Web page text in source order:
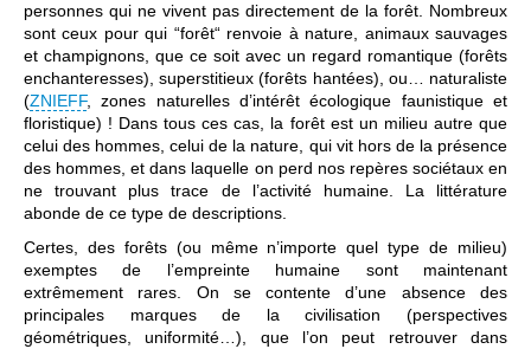
personnes qui ne vivent pas directement de la forêt. Nombreux
sont ceux pour qui “forêt“ renvoie à nature, animaux sauvages
et champignons, que ce soit avec un regard romantique (forêts
enchanteresses), superstitieux (forêts hantées), ou… naturaliste
(ZNIEFF, zones naturelles d’intérêt écologique faunistique et
floristique) ! Dans tous ces cas, la forêt est un milieu autre que
celui des hommes, celui de la nature, qui vit hors de la présence
des hommes, et dans laquelle on perd nos repères sociétaux en
ne trouvant plus trace de l’activité humaine. La littérature
abonde de ce type de descriptions.
Certes, des forêts (ou même n’importe quel type de milieu)
exemptes de l’empreinte humaine sont maintenant
extrêmement rares. On se contente d’une absence des
principales marques de la civilisation (perspectives
géométriques, uniformité…), que l’on peut retrouver dans